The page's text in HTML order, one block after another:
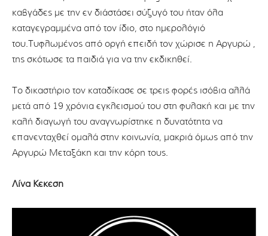
καβγάδες με την εν διάστάσει σύζυγό του ήταν όλα
καταγεγραμμένα από τον ίδιο, στο ημερολόγιό
του.Τυφλωμένος από οργή επειδή τον χώρισε η Αργυρώ ,
της σκότωσε τα παιδιά για να την εκδικηθεί.
Το δικαστήριο τον καταδίκασε σε τρεις φορές ισόβια αλλά
μετά από 19 χρόνια εγκλεισμού του στη φυλακή και με την
καλή διαγωγή του αναγνωρίστηκε η δυνατότητα να
επανενταχθεί ομαλά στην κοινωνία, μακριά όμως από την
Αργυρώ Μεταξάκη και την κόρη τους.
Λίνα Κεκέση